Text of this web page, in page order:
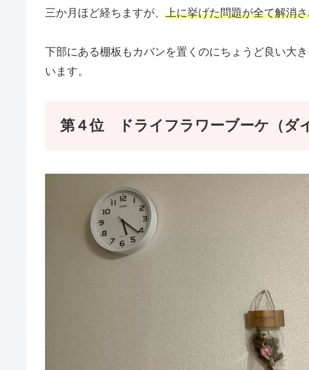
三か月ほど経ちますが、 上に挙げた問題が全て解消
下部にある棚板もカバンを置くのにちょうど良い大
います。
第４位 ドライフラワーブーケ（ダ